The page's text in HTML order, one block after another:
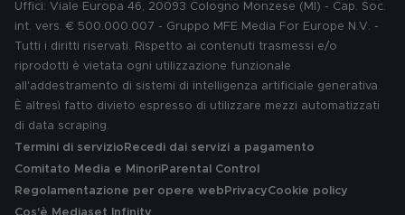
Uffici: Viale Europa 46, 20093 Cologno Monzese (MI) - Cap. Soc.
int. vers. € 500.000.007 - Gruppo MFE Media For Europe N.V. -
Tutti i diritti riservati. Rispetto ai contenuti trasmessi e/o
riprodotti è vietata ogni utilizzazione funzionale
all'addestramento di sistemi di intelligenza artificiale generativa.
È altresì fatto divieto espresso di utilizzare mezzi automatizzati
di data scraping.
Termini di servizio Recedi dai servizi a pagamento
Comitato Media e MinoriParental Control
Regolamentazione per opere web PrivacyCookie policy